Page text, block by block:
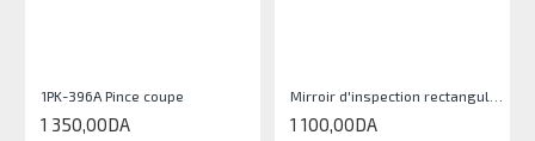
1PK-396A Pince coupe
1 350,00DA 1 100,00DA